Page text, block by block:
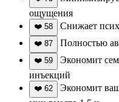
ощущения
❤️ 58 Снижает
❤️ 87 Полностью
❤️ 59
Экономит
инъекций
❤️ 62
Экономит